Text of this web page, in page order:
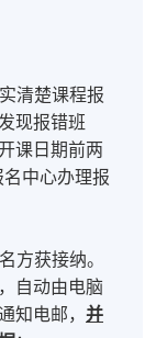
清楚课程报
现报错班
课日期前两
名中心办理报
方获接纳。
自动由电脑
知电邮，并